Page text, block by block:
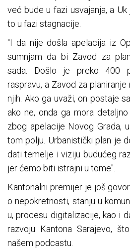
već bude u fazi usvajanja, a
to u fazi stagnacije.
"I da nije došla apelacija iz
sumnjam da bi Zavod za
sada. Došlo je preko 400
raspravu, a Zavod za
njih. Ako ga uvaži, on postaje
ako ne, onda ga mora
zbog apelacije Novog Grada,
tom polju. Urbanistički plan je
dati temelje i viziju budućeg
jer ćemo biti istrajni u tome".
Kantonalni premijer je još
o nepokretnosti, stanju u
u, procesu digitalizacije, kao i
razvoju Kantona Sarajevo,
našem podcastu.